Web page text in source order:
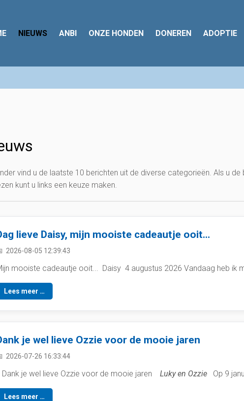
NIEUWS ANBI ONZE HONDEN DONEREN ADOPTIE
vind u de laatste 10 berichten uit de diverse categorieën. Als u
kunt u links een keuze maken.
lieve Daisy, mijn mooiste cadeautje ooit...
2026-08-05 12:39:43
mooiste cadeautje ooit... Daisy 4 augustus 2026 Vandaag heb ik
Lees meer …
je wel lieve Ozzie voor de mooie jaren
2026-07-26 16:33:44
je wel lieve Ozzie voor de mooie jaren Luky en OzzieOp 9
Lees meer …